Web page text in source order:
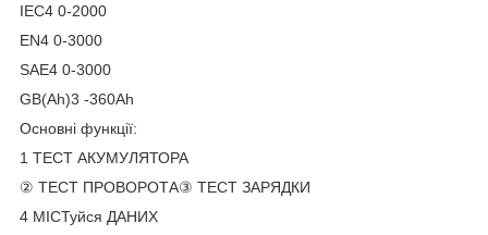
IEC4 0-2000
EN4 0-3000
SAE4 0-3000
GB(Ah)3 -360Ah
Основні функції:
1 ТЕСТ АКУМУЛЯТОРА
② ТЕСТ ПРОВОРОТА③ ТЕСТ ЗАРЯДКИ
4 МІСТуйся ДАНИХ